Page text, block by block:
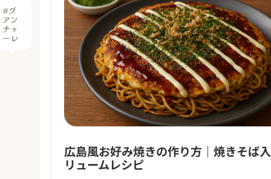
広島風お好み焼きの作り方｜焼きそば
リュームレシピ